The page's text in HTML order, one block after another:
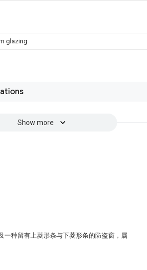
glazing
Show more
一种留有上菱形条与下菱形条的防盗窗，属